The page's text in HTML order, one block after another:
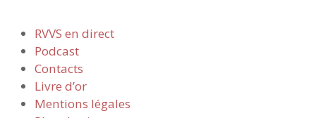
RVVS en direct
Podcast
Contacts
Livre d’or
Mentions légales